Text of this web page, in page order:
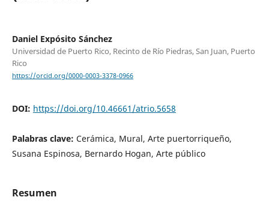
Daniel Expósito Sánchez
Universidad de Puerto Rico, Recinto de Río Piedras, San Juan, Puerto
Rico
https://orcid.org/0000-0003-3378-0966
DOI: https://doi.org/10.46661/atrio.5658
Palabras clave: Cerámica, Mural, Arte puertorriqueño,
Susana Espinosa, Bernardo Hogan, Arte público
Resumen